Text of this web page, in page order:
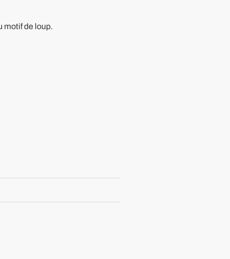
motif de loup.